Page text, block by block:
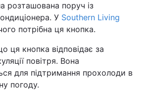
розташована поруч із
У Southern Living
потрібна ця кнопка.
ця кнопка відповідає за
повітря. Вона
для підтримання прохолоди в
погоду.